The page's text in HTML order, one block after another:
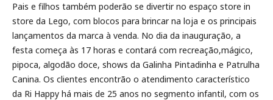
Pais e filhos também poderão se divertir no espaço store in
store da Lego, com blocos para brincar na loja e os principais
lançamentos da marca à venda. No dia da inauguração, a
festa começa às 17 horas e contará com recreação,mágico,
pipoca, algodão doce, shows da Galinha Pintadinha e Patrulha
Canina. Os clientes encontrão o atendimento característico
da Ri Happy há mais de 25 anos no segmento infantil, com os